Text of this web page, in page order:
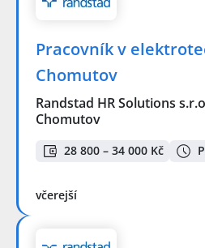
Pracovník v
Chomutov
Randstad HR Solutions
Chomutov
28 800 – 34 000 Kč
včerejší